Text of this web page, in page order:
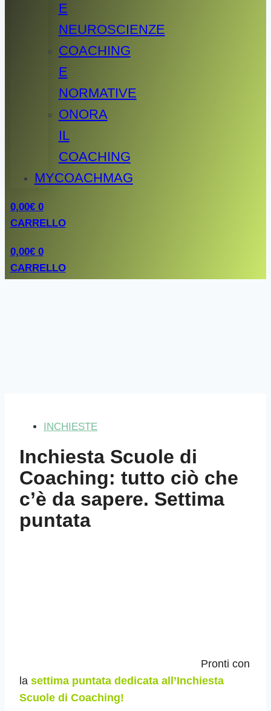
E
NEUROSCIENZE
COACHING
E
NORMATIVE
ONORA
IL
COACHING
MYCOACHMAG
0,00€ 0
CARRELLO
0,00€ 0
CARRELLO
INCHIESTE
Inchiesta Scuole di
Coaching: tutto ciò che
c’è da sapere. Settima
puntata
Pronti con
la settima puntata dedicata all’Inchiesta
Scuole di Coaching!